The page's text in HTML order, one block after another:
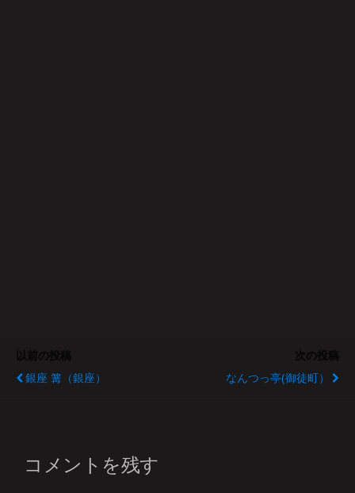
銀座 篝（銀座）
なんつっ亭(御徒町）
コメントを残す